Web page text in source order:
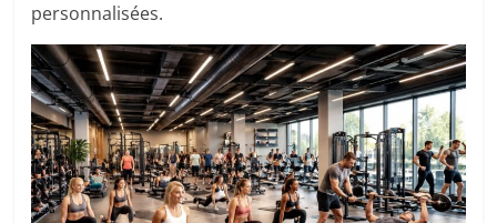
personnalisées.